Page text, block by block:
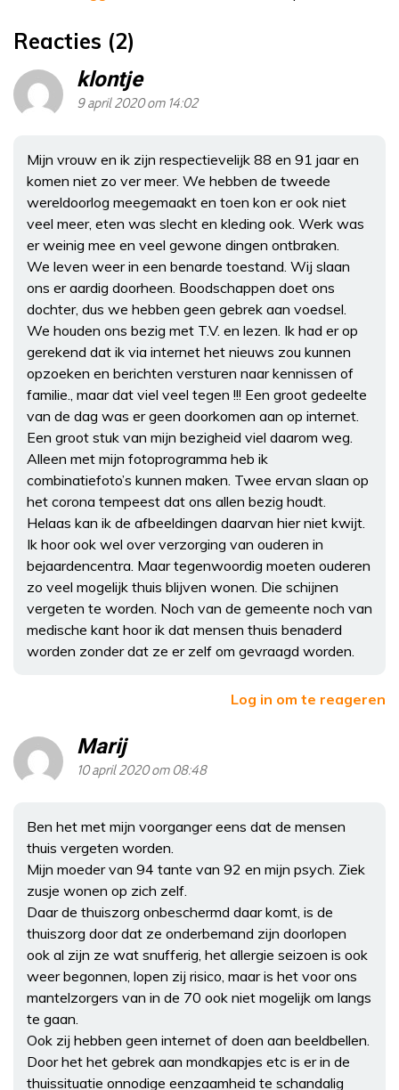
Reacties (2)
klontje
9 april 2020 om 14:02
Mijn vrouw en ik zijn respectievelijk 88 en 91 jaar en
komen niet zo ver meer. We hebben de tweede
wereldoorlog meegemaakt en toen kon er ook niet
veel meer, eten was slecht en kleding ook. Werk was
er weinig mee en veel gewone dingen ontbraken.
We leven weer in een benarde toestand. Wij slaan
ons er aardig doorheen. Boodschappen doet ons
dochter, dus we hebben geen gebrek aan voedsel.
We houden ons bezig met T.V. en lezen. Ik had er op
gerekend dat ik via internet het nieuws zou kunnen
opzoeken en berichten versturen naar kennissen of
familie., maar dat viel veel tegen !!! Een groot gedeelte
van de dag was er geen doorkomen aan op internet.
Een groot stuk van mijn bezigheid viel daarom weg.
Alleen met mijn fotoprogramma heb ik
combinatiefoto’s kunnen maken. Twee ervan slaan op
het corona tempeest dat ons allen bezig houdt.
Helaas kan ik de afbeeldingen daarvan hier niet kwijt.
Ik hoor ook wel over verzorging van ouderen in
bejaardencentra. Maar tegenwoordig moeten ouderen
zo veel mogelijk thuis blijven wonen. Die schijnen
vergeten te worden. Noch van de gemeente noch van
medische kant hoor ik dat mensen thuis benaderd
worden zonder dat ze er zelf om gevraagd worden.
Log in om te reageren
Marij
10 april 2020 om 08:48
Ben het met mijn voorganger eens dat de mensen
thuis vergeten worden.
Mijn moeder van 94 tante van 92 en mijn psych. Ziek
zusje wonen op zich zelf.
Daar de thuiszorg onbeschermd daar komt, is de
thuiszorg door dat ze onderbemand zijn doorlopen
ook al zijn ze wat snufferig, het allergie seizoen is ook
weer begonnen, lopen zij risico, maar is het voor ons
mantelzorgers van in de 70 ook niet mogelijk om langs
te gaan.
Ook zij hebben geen internet of doen aan beeldbellen.
Door het het gebrek aan mondkapjes etc is er in de
thuissituatie onnodige eenzaamheid te schandalig